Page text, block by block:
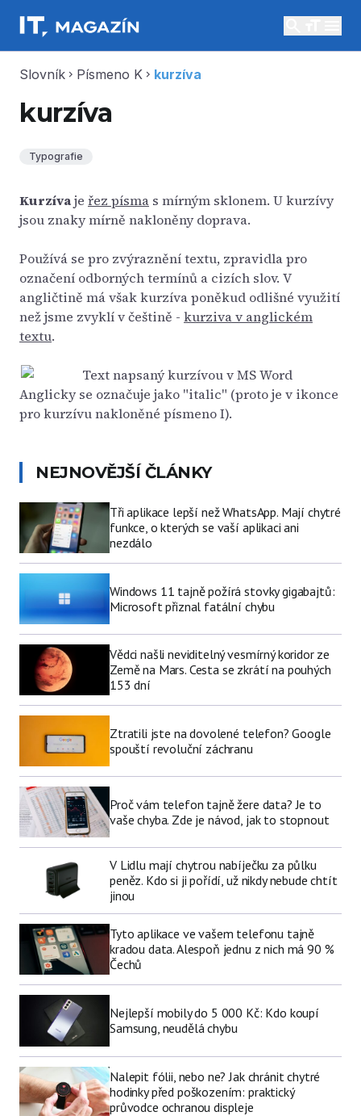
Slovník chevron_right Písmeno K chevron_right kurzíva
kurzíva
Typografie
Kurzívaje řez písma s mírným sklonem. U kurzívy
jsou znaky mírně nakloněny doprava.
Používá se pro zvýraznění textu, zpravidla pro
označení odborných termínů a cizích slov. V
angličtině má však kurzíva poněkud odlišné využití
než jsme zvyklí v češtině - kurziva v anglickém
textu.
Anglicky se označuje jako "italic" (proto je v ikonce
pro kurzívu nakloněné písmeno I).
NEJNOVĚJŠÍ ČLÁNKY
Tři aplikace lepší než WhatsApp. Mají chytré
funkce, o kterých se vaší aplikaci ani
nezdálo
Windows 11 tajně požírá stovky gigabajtů:
Microsoft přiznal fatální chybu
Vědci našli neviditelný vesmírný koridor ze
Země na Mars. Cesta se zkrátí na pouhých
153 dní
Ztratili jste na dovolené telefon? Google
spouští revoluční záchranu
Proč vám telefon tajně žere data? Je to
vaše chyba. Zde je návod, jak to stopnout
V Lidlu mají chytrou nabíječku za půlku
peněz. Kdo si ji pořídí, už nikdy nebude chtít
jinou
Tyto aplikace ve vašem telefonu tajně
kradou data. Alespoň jednu z nich má 90 %
Čechů
Nejlepší mobily do 5 000 Kč: Kdo koupí
Samsung, neudělá chybu
Nalepit fólii, nebo ne? Jak chránit chytré
hodinky před poškozením: praktický
průvodce ochranou displeje